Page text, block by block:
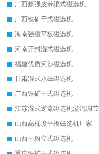
广西超强皮带辊式磁选机
广西铁矿干式磁选机
海南强磁平板磁选机
河南开封湿式磁选机
福建优质河沙磁选机
甘肃湿式永磁磁选机
广西铁矿干式磁选机
江苏湿式逆流磁选机溢流调节
山西高梯度平板磁选机厂家
山西干粉立式磁选机